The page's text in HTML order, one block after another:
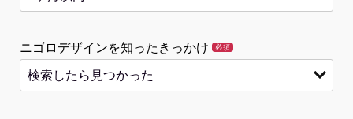
ニゴロデザインを知ったきっかけ 必須